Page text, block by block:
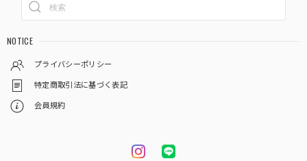
NOTICE
プライバシーポリシー
特定商取引法に基づく表記
会員規約